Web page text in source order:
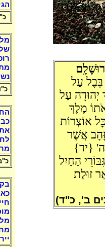
בָּבֶל עַל
יְהוּדָה עַל
מֶלֶךְ
אוֹצְרוֹת
אֲשֶׁר
{יד}
הַחַיִל
זוּלַת
ב', כ"ד)
כ"ו
כ"ב